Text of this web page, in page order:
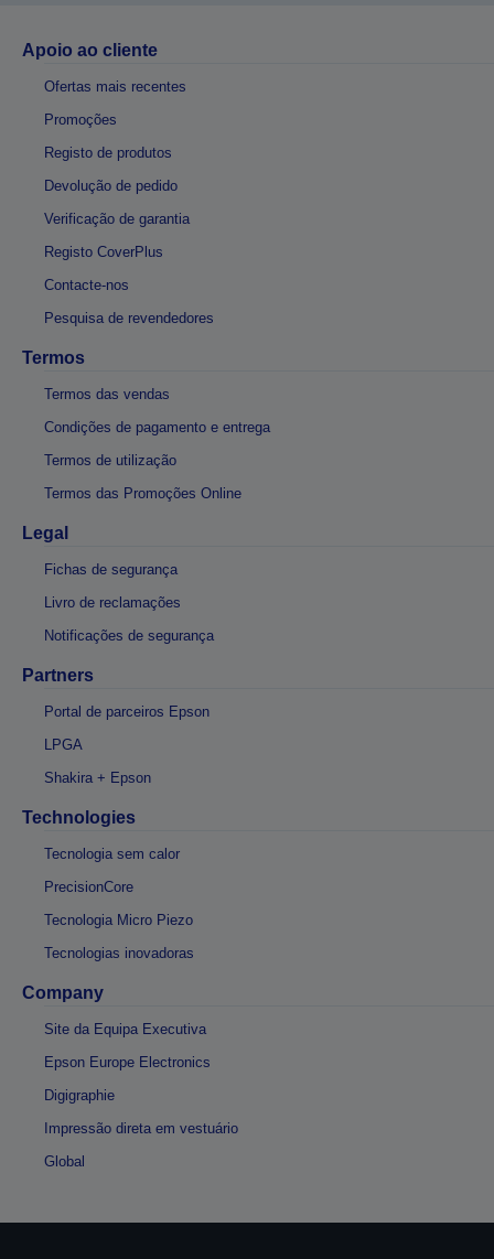
Apoio ao cliente
Ofertas mais recentes
Promoções
Registo de produtos
Devolução de pedido
Verificação de garantia
Registo CoverPlus
Contacte-nos
Pesquisa de revendedores
Termos
Termos das vendas
Condições de pagamento e entrega
Termos de utilização
Termos das Promoções Online
Legal
Fichas de segurança
Livro de reclamações
Notificações de segurança
Partners
Portal de parceiros Epson
LPGA
Shakira + Epson
Technologies
Tecnologia sem calor
PrecisionCore
Tecnologia Micro Piezo
Tecnologias inovadoras
Company
Site da Equipa Executiva
Epson Europe Electronics
Digigraphie
Impressão direta em vestuário
Global